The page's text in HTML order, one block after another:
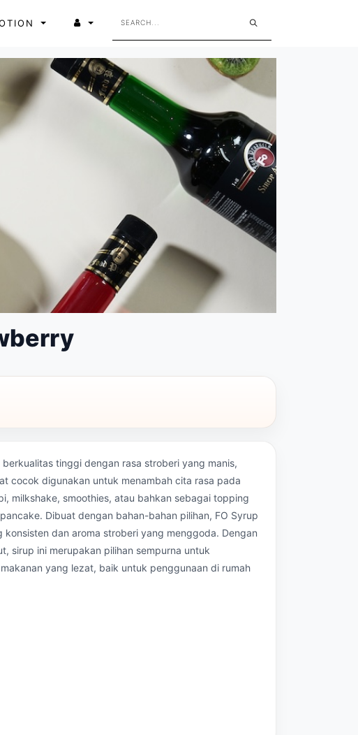
tinggi dengan rasa stroberi yang manis,
cocok digunakan untuk menambah cita rasa pada
milkshake, smoothies, atau bahkan sebagai topping
Dibuat dengan bahan-bahan pilihan, FO Syrup
dan aroma stroberi yang menggoda. Dengan
sirup ini merupakan pilihan sempurna untuk
yang lezat, baik untuk penggunaan di rumah